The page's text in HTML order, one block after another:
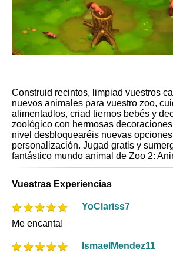
Construid recintos, limpiad vuestros
nuevos animales para vuestro zoo,
alimentadlos, criad tiernos bebés y
zoológico con hermosas
nivel desbloquearéis nuevas
personalización. Jugad gratis y
fantástico mundo animal de Zoo 2:
Vuestras Experiencias
YoClariss7
Me encanta!
IsmaelMendez11